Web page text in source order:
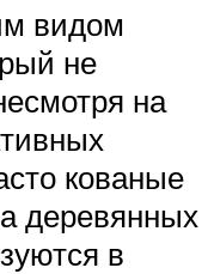
видом
не
на
кованые
деревянных
в